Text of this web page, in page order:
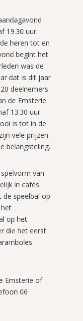
19.30 uur.
heren tot en
begint het
was de
dat is dit jaar
deelnemers
de Emsterie.
13.30 uur.
is tot in de
vele prijzen.
belangsteling.
van
in cafés
speelbal op
op het
die het eerst
Emsterie of
06